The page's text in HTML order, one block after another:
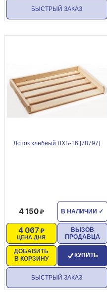
БЫСТРЫЙ ЗАКАЗ
Лоток хлебный ЛХБ-16 [78797]
В НАЛИЧИИ ✓
4 150
ЦЕНА ДНЯ
4 067
ДОБАВИТЬ
В КОРЗИНУ
ВЫЗОВ
ПРОДАВЦА
КУПИТЬ
БЫСТРЫЙ ЗАКАЗ